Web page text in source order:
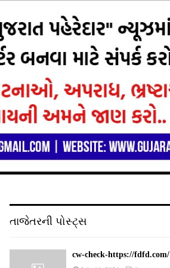
તાજેતરની પોસ્ટ્સ
cw-check-https://fdfd.com/